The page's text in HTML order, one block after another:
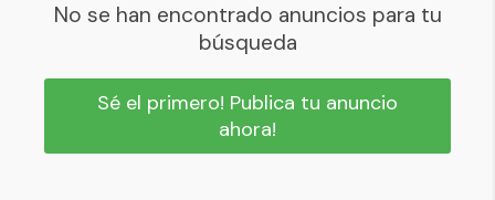
No se han encontrado anuncios para tu
búsqueda
Sé el primero! Publica tu anuncio
ahora!